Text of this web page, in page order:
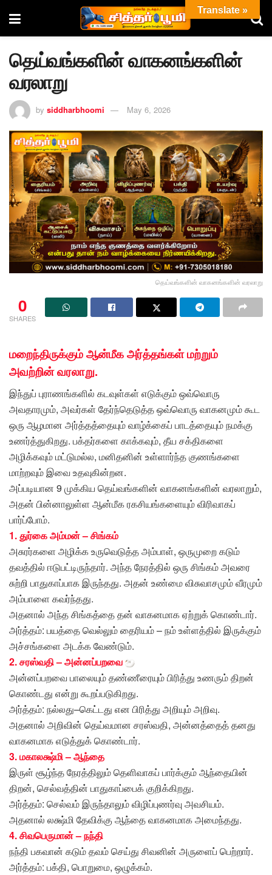
தெய்வங்களின் வாகனங்களின்
வரலாறு
by siddharbhoomi May 6, 2026
தெய்வங்களின் வாகனங்களின் வரலாறு
0
SHARES
மறைந்திருக்கும் ஆன்மீக அர்த்தங்கள் மற்றும்
அவற்றின் வரலாறு.
இந்துப் புராணங்களில் கடவுள்கள் எடுக்கும் ஒவ்வொரு
அவதாரமும், அவர்கள் தேர்ந்தெடுத்த ஒவ்வொரு வாகனமும் கூட
ஒரு ஆழமான அர்த்தத்தையும் வாழ்க்கைப் பாடத்தையும் நமக்கு
உணர்த்துகிறது. பக்தர்களை காக்கவும், தீய சக்திகளை
அழிக்கவும் மட்டுமல்ல, மனிதனின் உள்ளார்ந்த குணங்களை
மாற்றவும் இவை உதவுகின்றன.
அப்படியான 9 முக்கிய தெய்வங்களின் வாகனங்களின் வரலாறும்,
அதன் பின்னாலுள்ள ஆன்மீக ரகசியங்களையும் விரிவாகப்
பார்ப்போம்.
1. துர்கை அம்மன் – சிங்கம்
அசுரர்களை அழிக்க உருவெடுத்த அம்பாள், ஒருமுறை கடும்
தவத்தில் ஈடுபட்டிருந்தார். அந்த நேரத்தில் ஒரு சிங்கம் அவரை
சுற்றி பாதுகாப்பாக இருந்தது. அதன் உண்மை விசுவாசமும் வீரமும்
அம்பாளை கவர்ந்தது.
அதனால் அந்த சிங்கத்தை தன் வாகனமாக ஏற்றுக் கொண்டார்.
அர்த்தம்: பயத்தை வெல்லும் தைரியம் – நம் உள்ளத்தில் இருக்கும்
அச்சங்களை அடக்க வேண்டும்.
2. சரஸ்வதி – அன்னப்பறவை
அன்னப்பறவை பாலையும் தண்ணீரையும் பிரித்து உணரும் திறன்
கொண்டது என்று கூறப்படுகிறது.
அர்த்தம்: நல்லது–கெட்டது என பிரித்து அறியும் அறிவு.
அதனால் அறிவின் தெய்வமான சரஸ்வதி, அன்னத்தைத் தனது
வாகனமாக எடுத்துக் கொண்டார்.
3. மகாலக்ஷ்மி – ஆந்தை
இருள் சூழ்ந்த நேரத்திலும் தெளிவாகப் பார்க்கும் ஆந்தையின்
திறன், செல்வத்தின் பாதுகாப்பைக் குறிக்கிறது.
அர்த்தம்: செல்வம் இருந்தாலும் விழிப்புணர்வு அவசியம்.
அதனால் லக்ஷ்மி தேவிக்கு ஆந்தை வாகனமாக அமைந்தது.
4. சிவபெருமான் – நந்தி
நந்தி பகவான் கடும் தவம் செய்து சிவனின் அருளைப் பெற்றார்.
அர்த்தம்: பக்தி, பொறுமை, ஒழுக்கம்.
Translate »